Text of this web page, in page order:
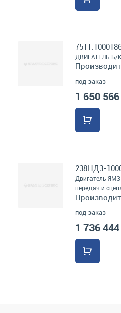
ДВИГАТЕЛЬ Б/
под заказ
1 650
238НД3-
Двигатель
передач и
под заказ
1 736